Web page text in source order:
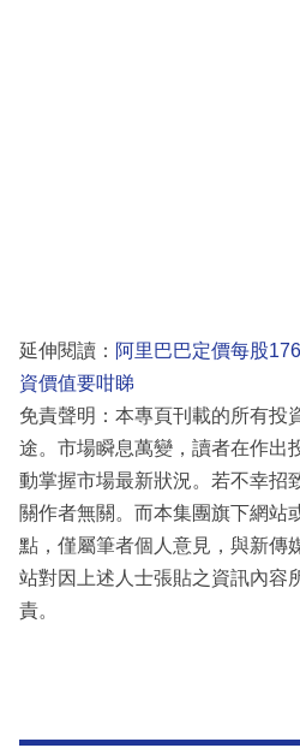
延伸閱讀： 阿里巴巴定價每股
資價值要咁睇
免責聲明：本專頁刊載的所有投
途。市場瞬息萬變，讀者在作出
動掌握市場最新狀況。若不幸招
關作者無關。而本集團旗下網站
點，僅屬筆者個人意見，與新傳
站對因上述人士張貼之資訊內容
責。